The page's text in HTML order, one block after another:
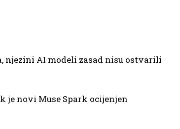
AI modeli zasad nisu ostvarili
je novi Muse Spark ocijenjen